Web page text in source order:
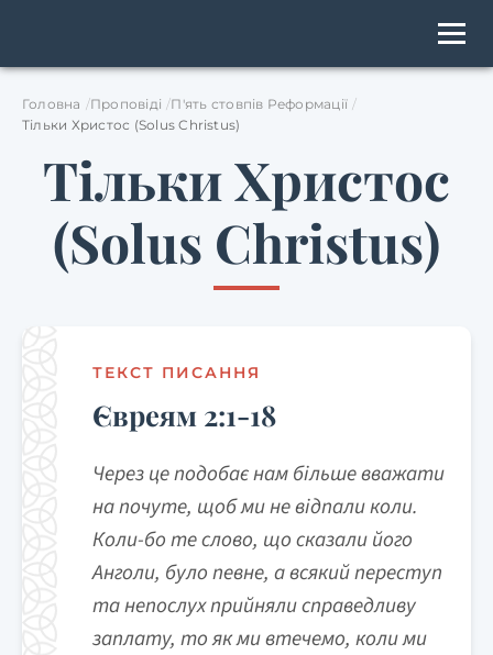
Головна Проповіді
П'ять стовпів Реформації
Тільки Христос (Solus Christus)
Тільки Христос
(Solus Christus)
ТЕКСТ ПИСАННЯ
Євреям 2:1-18
Через це подобає нам більше вважати
на почуте, щоб ми не відпали коли.
Коли-бо те слово, що сказали його
Анголи, було певне, а всякий переступ
та непослух прийняли справедливу
заплату, то як ми втечемо, коли ми